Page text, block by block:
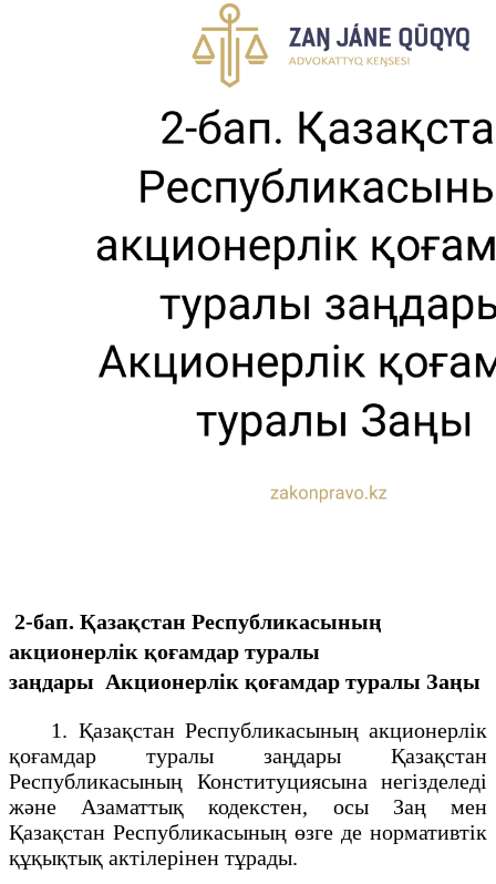
2-бап. Қазақстан Республикасының
акционерлік қоғамдар туралы
заңдары Акционерлік қоғамдар туралы Заңы
1. Қазақстан Республикасының акционерлік
қоғамдар туралы заңдары Қазақстан
Республикасының Конституциясына негізделеді
және Азаматтық кодекстен, осы Заң мен
Қазақстан Республикасының өзге де нормативтік
құқықтық актілерінен тұрады.